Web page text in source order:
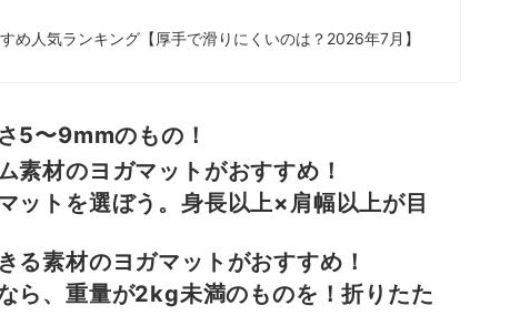
め人気ランキング【厚手で滑りにくいのは？2026年7月】
5〜9mmのもの！
素材のヨガマットがおすすめ！
ットを選ぼう。身長以上×肩幅以上が目
る素材のヨガマットがおすすめ！
ら、重量が2kg未満のものを！折りたた